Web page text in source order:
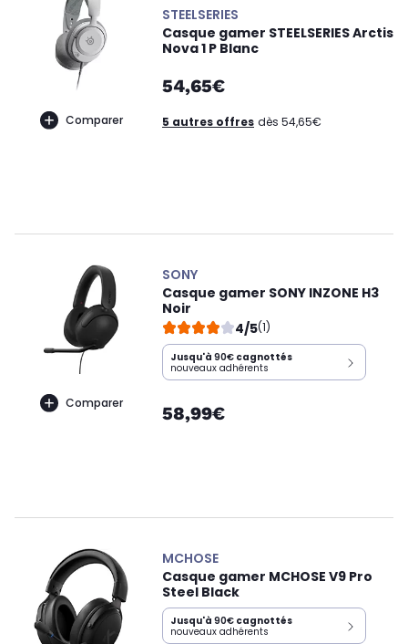
Comparer
STEELSERIES
Casque gamer STEELSERIES Arctis
Nova 1 P Blanc
54,65€
5 autres offres dès 54,65€
Comparer
SONY
Casque gamer SONY INZONE H3
Noir
4/5(1)
Jusqu'à 90€ cagnottés
nouveaux adhérents
58,99€
MCHOSE
Casque gamer MCHOSE V9 Pro
Steel Black
Jusqu'à 90€ cagnottés
nouveaux adhérents